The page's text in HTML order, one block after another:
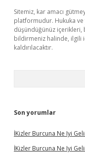
Sitemiz, kar amacı
platformudur. Hukuka ve
düşündüğünüz içerikleri,
bildirmeniz halinde, ilgili
kaldırılacaktır.
Son yorumlar
İKizler Burcuna Ne Iyi
İKizler Burcuna Ne Iyi